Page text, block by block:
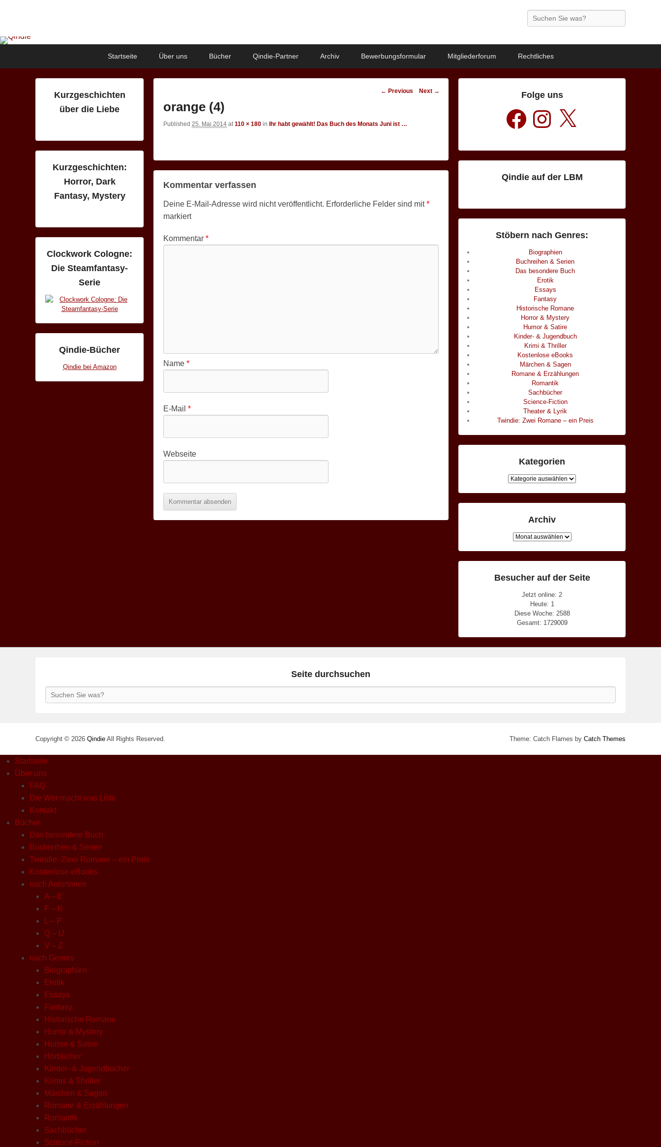
Search
Startseite Über uns Bücher Qindie-Partner Archiv Bewerbungsformular Mitgliederforum Rechtliches
Image
← Previous Next →
orange (4)
Published 25. Mai 2014 at 110 × 180 in Ihr habt gewählt! Das Buch des Monats Juni ist …
Kommentar verfassen
Deine E-Mail-Adresse wird nicht veröffentlicht. Erforderliche Felder sind mit*
markiert
Kommentar *
Name *
E-Mail *
Webseite
Folge uns
Facebook Instagram
Qindie auf der LBM
Stöbern nach Genres:
Biographien
Buchreihen & Serien
Das besondere Buch
Erotik
Essays
Fantasy
Historische Romane
Horror & Mystery
Humor & Satire
Kinder- & Jugendbuch
Krimi & Thriller
Kostenlose eBooks
Märchen & Sagen
Romane & Erzählungen
Romantik
Sachbücher
Science-Fiction
Theater & Lyrik
Twindie: Zwei Romane – ein Preis
Kategorien
Kategorien
Archiv
Archiv
Besucher auf der Seite
Jetzt online: 2
Heute: 1
Diese Woche: 2588
Gesamt: 1729009
Kurzgeschichten
über die Liebe
Kurzgeschichten:
Horror, Dark
Fantasy, Mystery
Clockwork Cologne:
Die Steamfantasy-
Serie
Qindie-Bücher
Qindie bei Amazon
Seite durchsuchen
Search
Copyright © 2026 Qindie All Rights Reserved. Theme: Catch Flames by Catch Themes
Startseite
Über uns
FAQ
Die Wer macht was Liste
Kontakt
Bücher
Das besondere Buch
Buchreihen & Serien
Twindie: Zwei Romane – ein Preis
Kostenlose eBooks
nach AutorInnen
A – E
F – K
L – P
Q – U
V – Z
nach Genres
Biographien
Erotik
Essays
Fantasy
Historische Romane
Horror & Mystery
Humor & Satire
Hörbücher
Kinder- & Jugendbücher
Krimis & Thriller
Märchen & Sagen
Romane & Erzählungen
Romantik
Sachbücher
Science-Fiction